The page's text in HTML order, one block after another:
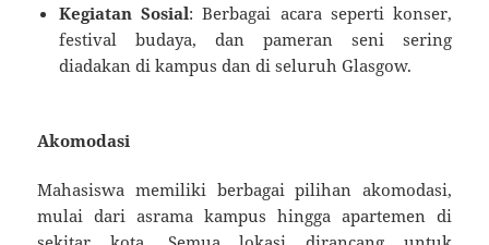
Kegiatan Sosial: Berbagai acara seperti konser,
festival budaya, dan pameran seni sering
diadakan di kampus dan di seluruh Glasgow.
Akomodasi
Mahasiswa memiliki berbagai pilihan akomodasi,
mulai dari asrama kampus hingga apartemen di